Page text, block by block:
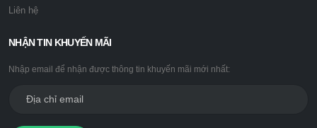
Liên hệ
NHẬN TIN KHUYẾN MÃI
Nhập email để nhận được thông tin khuyến mãi mới nhất: